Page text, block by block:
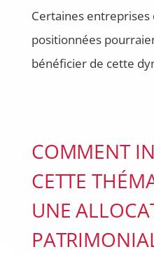
Certaines
positionnées
bénéficier de cette
COMMENT
CETTE
UNE